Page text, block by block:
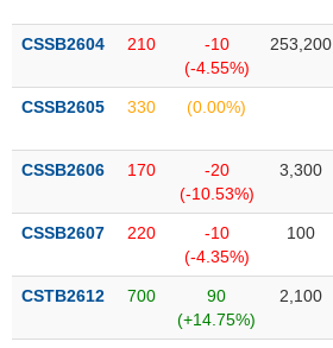
CSSB2604 210
-10
(-4.55%)
253,200
CSSB2605 330 (0.00%)
CSSB2606 170
-20
(-10.53%)
3,300
CSSB2607 220
-10
(-4.35%)
100
CSTB2612 700
90
(+14.75%)
2,100
thông
tài
liệu
tài